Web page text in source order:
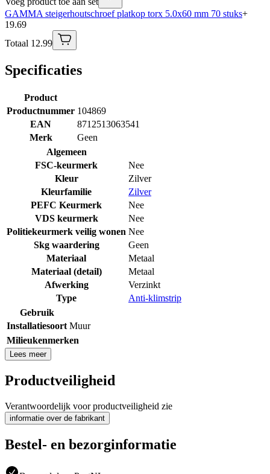
GAMMA steigerhoutschroef platkop torx 5.0x60 mm 70 stuks+
19.69
Totaal 12.99
Specificaties
Product
Productnummer 104869
EAN
8712513063541
Merk
Geen
Algemeen
FSC-keurmerk
Nee
Kleur
Zilver
Kleurfamilie
Zilver
PEFC Keurmerk
Nee
VDS keurmerk
Nee
Politiekeurmerk veilig wonen Nee
Skg waardering
Geen
Materiaal
Metaal
Materiaal (detail)
Metaal
Afwerking
Verzinkt
Type
Anti-klimstrip
Gebruik
Installatiesoort Muur
Milieukenmerken
Lees meer
Productveiligheid
Verantwoordelijk voor productveiligheid zie
informatie over de fabrikant
Bestel- en bezorginformatie